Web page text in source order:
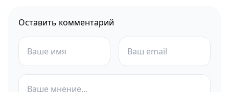
Оставить комментарий